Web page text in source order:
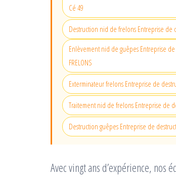
Cé 49
Destruction nid de frelons Entreprise de
Enlèvement nid de guêpes Entreprise
FRELONS
Exterminateur frelons Entreprise de
Traitement nid de frelons Entreprise de
Destruction guêpes Entreprise de
Avec vingt ans d’expérience, nos